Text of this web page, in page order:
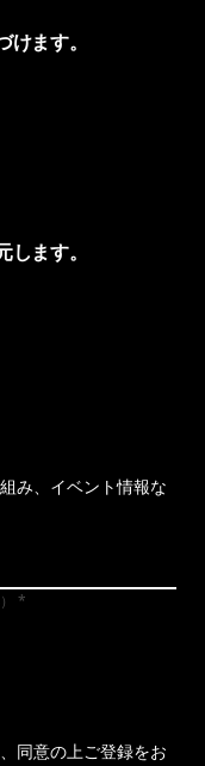
ます。
ます。
み、イベント情報な
同意の上ご登録をお